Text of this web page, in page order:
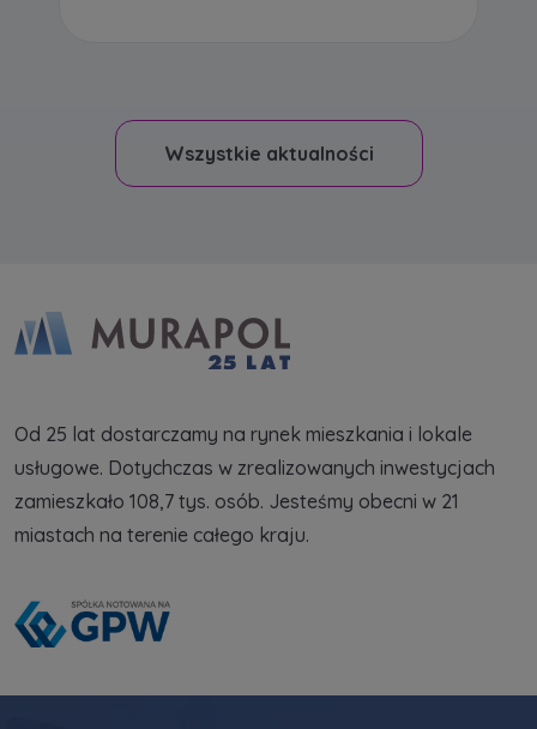
Wszystkie aktualności
Od 25 lat dostarczamy na rynek mieszkania i lokale
usługowe. Dotychczas w zrealizowanych inwestycjach
zamieszkało 108,7 tys. osób. Jesteśmy obecni w 21
miastach na terenie całego kraju.